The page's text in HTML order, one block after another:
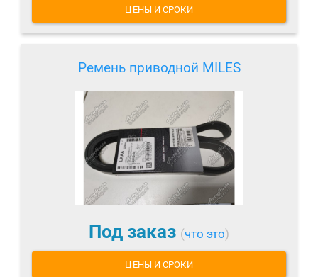
ЦЕНЫ И СРОКИ
Ремень приводной MILES
Под заказ (что это)
ЦЕНЫ И СРОКИ